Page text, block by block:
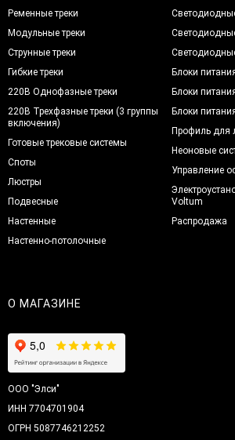
Ременные треки
Модульные треки
Струнные треки
Гибкие треки
220В Однофазные треки
220В Трехфазные треки (3 группы
включения)
Готовые трековые системы
Споты
Люстры
Подвесные
Настенные
Настенно-потолочные
Блоки
Блоки
Блоки
Профиль для
Неоновые
Управление
Voltum
Распродажа
О МАГАЗИНЕ
ООО "Элси"
ИНН 7704701904
ОГРН 5087746212252